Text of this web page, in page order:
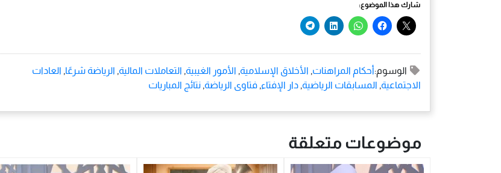
شارك هذا الموضوع:
الوسوم:أحكام المراهنات, الأخلاق الإسلامية, الأمور الغيبية, التعاملات المالية, الرياضة شرعًا, العادات
الاجتماعية, المسابقات الرياضية, دار الإفتاء, فتاوى الرياضة, نتائج المباريات
موضوعات متعلقة